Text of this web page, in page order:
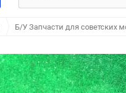
Б/У Запчасти для советских